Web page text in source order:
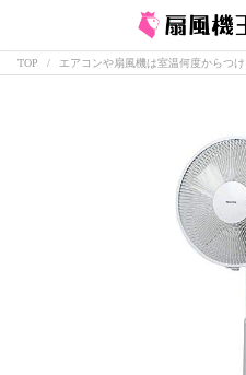
TOP エアコンや扇風機は室温何度からつ